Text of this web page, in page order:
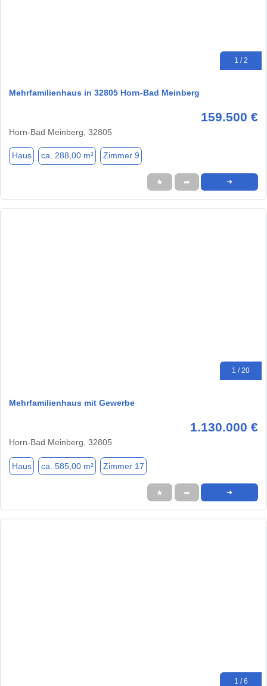
1 / 2
Mehrfamilienhaus in 32805 Horn-Bad Meinberg
159.500 €
Horn-Bad Meinberg, 32805
Haus ca. 288,00 m² Zimmer 9
★ ➦ ➜
1 / 20
Mehrfamilienhaus mit Gewerbe
1.130.000 €
Horn-Bad Meinberg, 32805
Haus ca. 585,00 m² Zimmer 17
★ ➦ ➜
1 / 6